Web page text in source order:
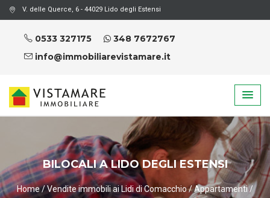
V. delle Querce, 6 - 44029 Lido degli Estensi
0533 327175
348 7672767
info@immobiliarevistamare.it
BILOCALI A LIDO DEGLI ESTENSI
Home/Vendite immobili ai Lidi di Comacchio /Appartamenti/